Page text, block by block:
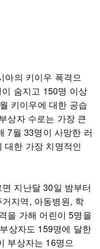
아의 키이우 폭격으
숨지고 150명 이상
키이우에 대한 공습
상자 수로는 가장 큰
7월 33명이 사망한 러
대한 가장 치명적인
지난달 30일 밤부터
지역, 아동병원, 학
을 가해 어린이 5명을
상자도 159명에 달한
부상자는 16명으